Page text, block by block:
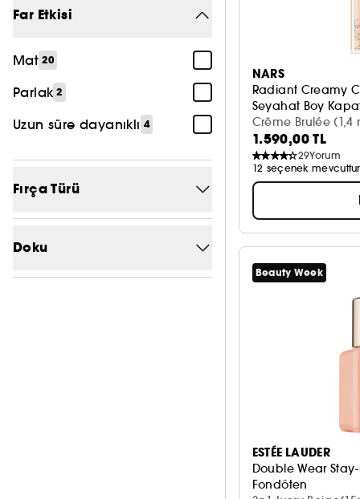
Far Etkisi
Mat 20
Parlak 2
Uzun süre dayanıklı 4
Fırça Türü
Doku
NARS
Radiant Creamy
Seyahat Boy
Crême Brulée (1,4
1.590,00 TL
29Yorum
12 seçenek mevcuttur
Beauty Week
ESTÉE LAUDER
Double Wear
Fondöten